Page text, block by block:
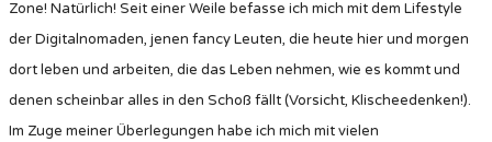
Zone! Natürlich! Seit einer Weile befasse ich mich mit dem Lifestyle
der Digitalnomaden, jenen fancy Leuten, die heute hier und morgen
dort leben und arbeiten, die das Leben nehmen, wie es kommt und
denen scheinbar alles in den Schoß fällt (Vorsicht, Klischeedenken!).
Im Zuge meiner Überlegungen habe ich mich mit vielen